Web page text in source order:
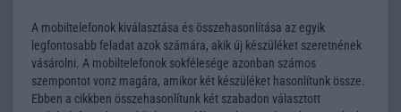
A mobiltelefonok kiválasztása és összehasonlítása az egyik
legfontosabb feladat azok számára, akik új készüléket szeretnének
vásárolni. A mobiltelefonok sokfélesége azonban számos
szempontot vonz magára, amikor két készüléket hasonlítunk össze.
Ebben a cikkben összehasonlítunk két szabadon választott